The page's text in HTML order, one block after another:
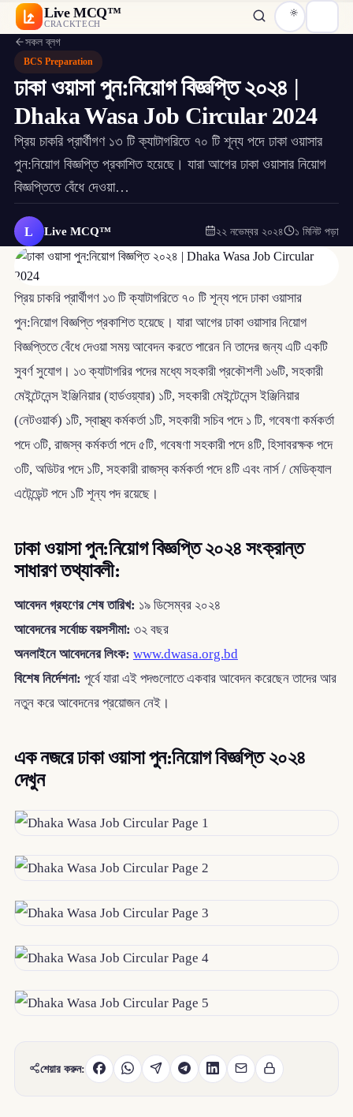
Live MCQ™
CRACKTECH
সকল ব্লগ
BCS Preparation
ঢাকা ওয়াসা পুন:নিয়োগ বিজ্ঞপ্তি ২০২৪ |
Dhaka Wasa Job Circular 2024
প্রিয় চাকরি প্রার্থীগণ ১৩ টি ক্যাটাগরিতে ৭০ টি শূন্য পদে ঢাকা ওয়াসার
পুন:নিয়োগ বিজ্ঞপ্তি প্রকাশিত হয়েছে। যারা আগের ঢাকা ওয়াসার নিয়োগ
বিজ্ঞপ্তিতে বেঁধে দেওয়া…
L Live MCQ™ ২২ নভেম্বর ২০২৪ ১ মিনিট পড়া
প্রিয় চাকরি প্রার্থীগণ ১৩ টি ক্যাটাগরিতে ৭০ টি শূন্য পদে ঢাকা ওয়াসার
পুন:নিয়োগ বিজ্ঞপ্তি প্রকাশিত হয়েছে। যারা আগের ঢাকা ওয়াসার নিয়োগ
বিজ্ঞপ্তিতে বেঁধে দেওয়া সময় আবেদন করতে পারেন নি তাদের জন্য এটি একটি
সুবর্ণ সুযোগ। ১৩ ক্যাটাগরির পদের মধ্যে সহকারী প্রকৌশলী ১৬টি, সহকারী
মেইন্টেনেন্স ইঞ্জিনিয়ার (হার্ডওয়্যার) ১টি, সহকারী মেইন্টেনেন্স ইঞ্জিনিয়ার
(নেটওয়ার্ক) ১টি, স্বাস্থ্য কর্মকর্তা ১টি, সহকারী সচিব পদে ১ টি, গবেষণা কর্মকর্তা
পদে ৩টি, রাজস্ব কর্মকর্তা পদে ৫টি, গবেষণা সহকারী পদে ৪টি, হিসাবরক্ষক পদে
৩টি, অডিটর পদে ১টি, সহকারী রাজস্ব কর্মকর্তা পদে ৪টি এবং নার্স / মেডিক্যাল
এটেন্ডেন্ট পদে ১টি শূন্য পদ রয়েছে।
ঢাকা ওয়াসা পুন:নিয়োগ বিজ্ঞপ্তি ২০২৪ সংক্রান্ত
সাধারণ তথ্যাবলী:
আবেদন গ্রহণের শেষ তারিখ: ১৯ ডিসেম্বর ২০২৪
আবেদনের সর্বোচ্চ বয়সসীমা: ৩২ বছর
অনলাইনে আবেদনের লিংক: www.dwasa.org.bd
বিশেষ নির্দেশনা: পূর্বে যারা এই পদগুলোতে একবার আবেদন করেছেন তাদের আর
নতুন করে আবেদনের প্রয়োজন নেই।
এক নজরে ঢাকা ওয়াসা পুন:নিয়োগ বিজ্ঞপ্তি ২০২৪
দেখুন
শেয়ার করুন: